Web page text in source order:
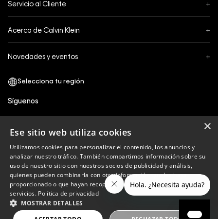
Formas de Pago
Servicio al Cliente +
¿Cómo comprar?
Acerca de Calvin Klein +
Términos y Condiciones
Política de Privacidad y tratamiento de datos personales
Política de Cookies
Libro de reclamaciones
Políticas de recojo en tienda
Novedades y eventos +
Síguenos
Calvin Klein
Copyright © 2023 Calvin Klein peru ®. Todos los
derechos reservados.
×
Ese sitio web utiliza cookies
Utilizamos cookies para personalizar el contenido, los anuncios y
analizar nuestro tráfico. También compartimos información sobre su
uso de nuestro sitio con nuestros socios de publicidad y análisis,
quienes pueden combinarla con otra información que les haya
proporcionado o que hayan recopilado a partir del uso de sus
servicios. Política de privacidad
MOSTRAR DETALLES